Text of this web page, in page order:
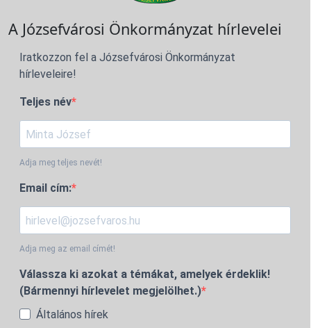
A Józsefvárosi Önkormányzat hírlevelei
Iratkozzon fel a Józsefvárosi Önkormányzat
hírleveleire!
Teljes név
Adja meg teljes nevét!
Email cím:
Adja meg az email címét!
Válassza ki azokat a témákat, amelyek érdeklik!
(Bármennyi hírlevelet megjelölhet.)
Általános hírek